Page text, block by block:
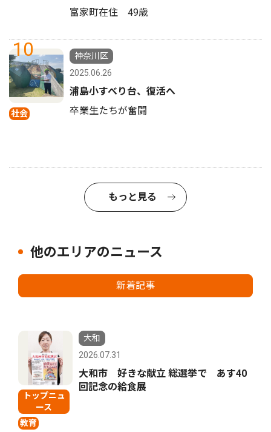
富家町在住 49歳
10
社会
神奈川区
2025.06.26
浦島小すべり台、復活へ
卒業生たちが奮闘
もっと見る
他のエリアのニュース
新着記事
トップニュ
ース
教育
大和
2026.07.31
大和市 好きな献立 総選挙で あす40
回記念の給食展